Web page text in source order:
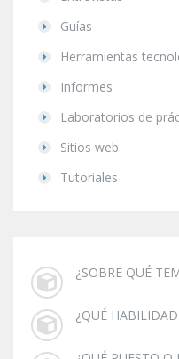
Guías
Herramientas
Informes
Laboratorios de
Sitios web
Tutoriales
¿SOBRE QUÉ
¿QUÉ